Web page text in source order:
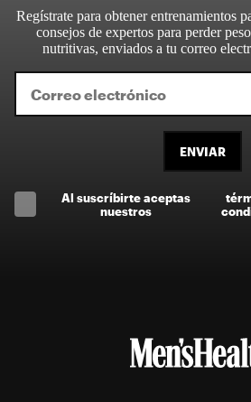
Regístrate para obtener entrenamientos
consejos de expertos para perder
nutritivas, enviados a tu correo
ENVIAR
Al suscríbirte aceptas
nuestros